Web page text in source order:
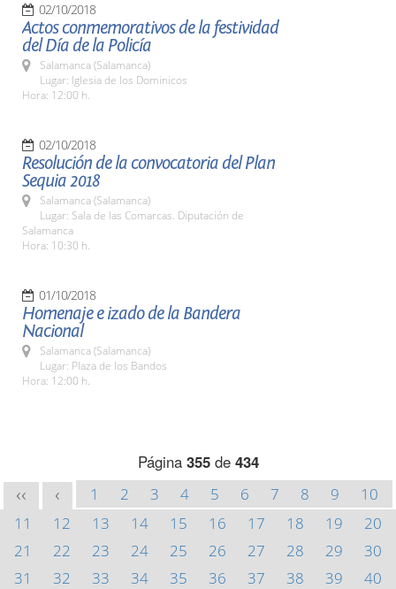
02/10/2018
Actos conmemorativos de la festividad
del Día de la Policía
Salamanca (Salamanca)
Lugar: Iglesia de los Dominicos
Hora: 12:00 h.
02/10/2018
Resolución de la convocatoria del Plan
Sequia 2018
Salamanca (Salamanca)
Lugar: Sala de las Comarcas. Diputación de
Salamanca
Hora: 10:30 h.
01/10/2018
Homenaje e izado de la Bandera
Nacional
Salamanca (Salamanca)
Lugar: Plaza de los Bandos
Hora: 12:00 h.
Página 355de 434
<< < 1 2 3 4 5 6 7 8 9
10
11
12 13 14 15 16 17 18 19
20
21
22 23 24 25 26 27 28 29
30
31
32 33 34 35 36 37 38 39
40